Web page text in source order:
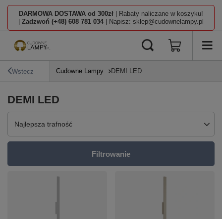
DARMOWA DOSTAWA od 300zł | Rabaty naliczane w koszyku!
Zadzwoń (+48) 608 781 034 | Napisz: sklep@cudownelampy.pl
Wstecz Cudowne Lampy DEMI LED
DEMI LED
Zmień sortowanie
Najlepsza trafność
Filtrowanie